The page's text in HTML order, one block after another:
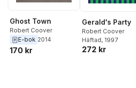
Ghost Town
Robert Coover
E-bok 2014
170 kr
Gerald's Party
Robert Coover
Häftad, 1997
272 kr